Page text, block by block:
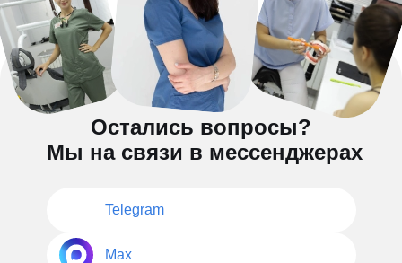
Остались вопросы?
Мы на связи в мессенджерах
Telegram
Max